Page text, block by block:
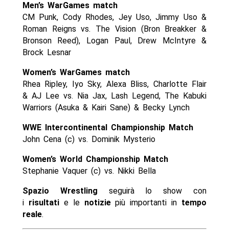
Men’s WarGames match
CM Punk, Cody Rhodes, Jey Uso, Jimmy Uso &
Roman Reigns vs. The Vision (Bron Breakker &
Bronson Reed), Logan Paul, Drew McIntyre &
Brock Lesnar
Women’s WarGames match
Rhea Ripley, Iyo Sky, Alexa Bliss, Charlotte Flair
& AJ Lee vs. Nia Jax, Lash Legend, The Kabuki
Warriors (Asuka & Kairi Sane) & Becky Lynch
WWE Intercontinental Championship Match
John Cena (c) vs. Dominik Mysterio
Women’s World Championship Match
Stephanie Vaquer (c) vs. Nikki Bella
Spazio Wrestling seguirà lo show con
i risultatie le notiziepiù importanti in tempo
reale.